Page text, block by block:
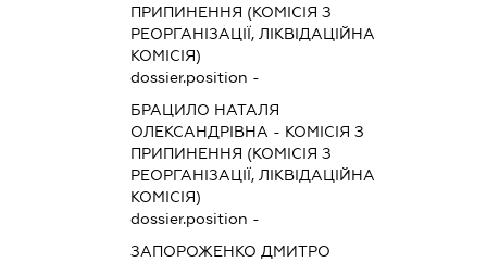
ПРИПИНЕННЯ (КОМІСІЯ З
РЕОРГАНІЗАЦІЇ, ЛІКВІДАЦІЙНА
КОМІСІЯ)
dossier.position -
БРАЦИЛО НАТАЛЯ
ОЛЕКСАНДРІВНА - КОМІСІЯ З
ПРИПИНЕННЯ (КОМІСІЯ З
РЕОРГАНІЗАЦІЇ, ЛІКВІДАЦІЙНА
КОМІСІЯ)
dossier.position -
ЗАПОРОЖЕНКО ДМИТРО